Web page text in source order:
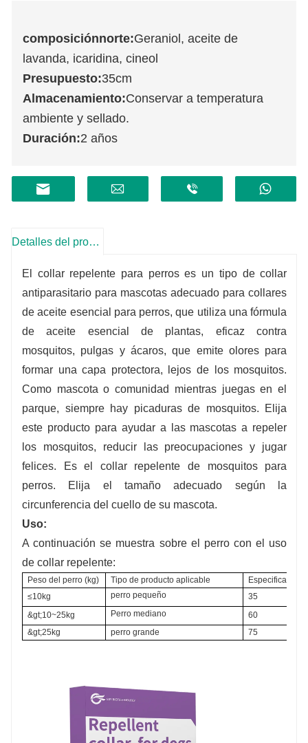
composiciónnorte:Geraniol, aceite de
lavanda, icaridina, cineol
Presupuesto:35cm
Almacenamiento:Conservar a temperatura
ambiente y sellado.
Duración:2 años
Detalles del producto
El collar repelente para perros es un tipo de collar
antiparasitario para mascotas adecuado para collares
de aceite esencial para perros, que utiliza una fórmula
de aceite esencial de plantas, eficaz contra
mosquitos, pulgas y ácaros, que emite olores para
formar una capa protectora, lejos de los mosquitos.
Como mascota o comunidad mientras juegas en el
parque, siempre hay picaduras de mosquitos. Elija
este producto para ayudar a las mascotas a repeler
los mosquitos, reducir las preocupaciones y jugar
felices. Es el collar repelente de mosquitos para
perros. Elija el tamaño adecuado según la
circunferencia del cuello de su mascota.
Uso:
A continuación se muestra sobre el perro con el uso
de collar repelente:
Peso del perro (kg) Tipo de producto aplicable
Especificación
≤10kg
perro pequeño
35
&gt;10~25kg
Perro mediano
60
&gt;25kg
perro grande 75